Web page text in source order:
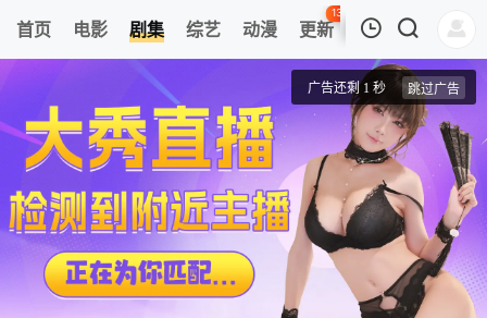
首页 电影 剧集 综艺 动漫 更新
134
热榜 APP
我的观影记录
第01集
本玄鸦是福星
清空